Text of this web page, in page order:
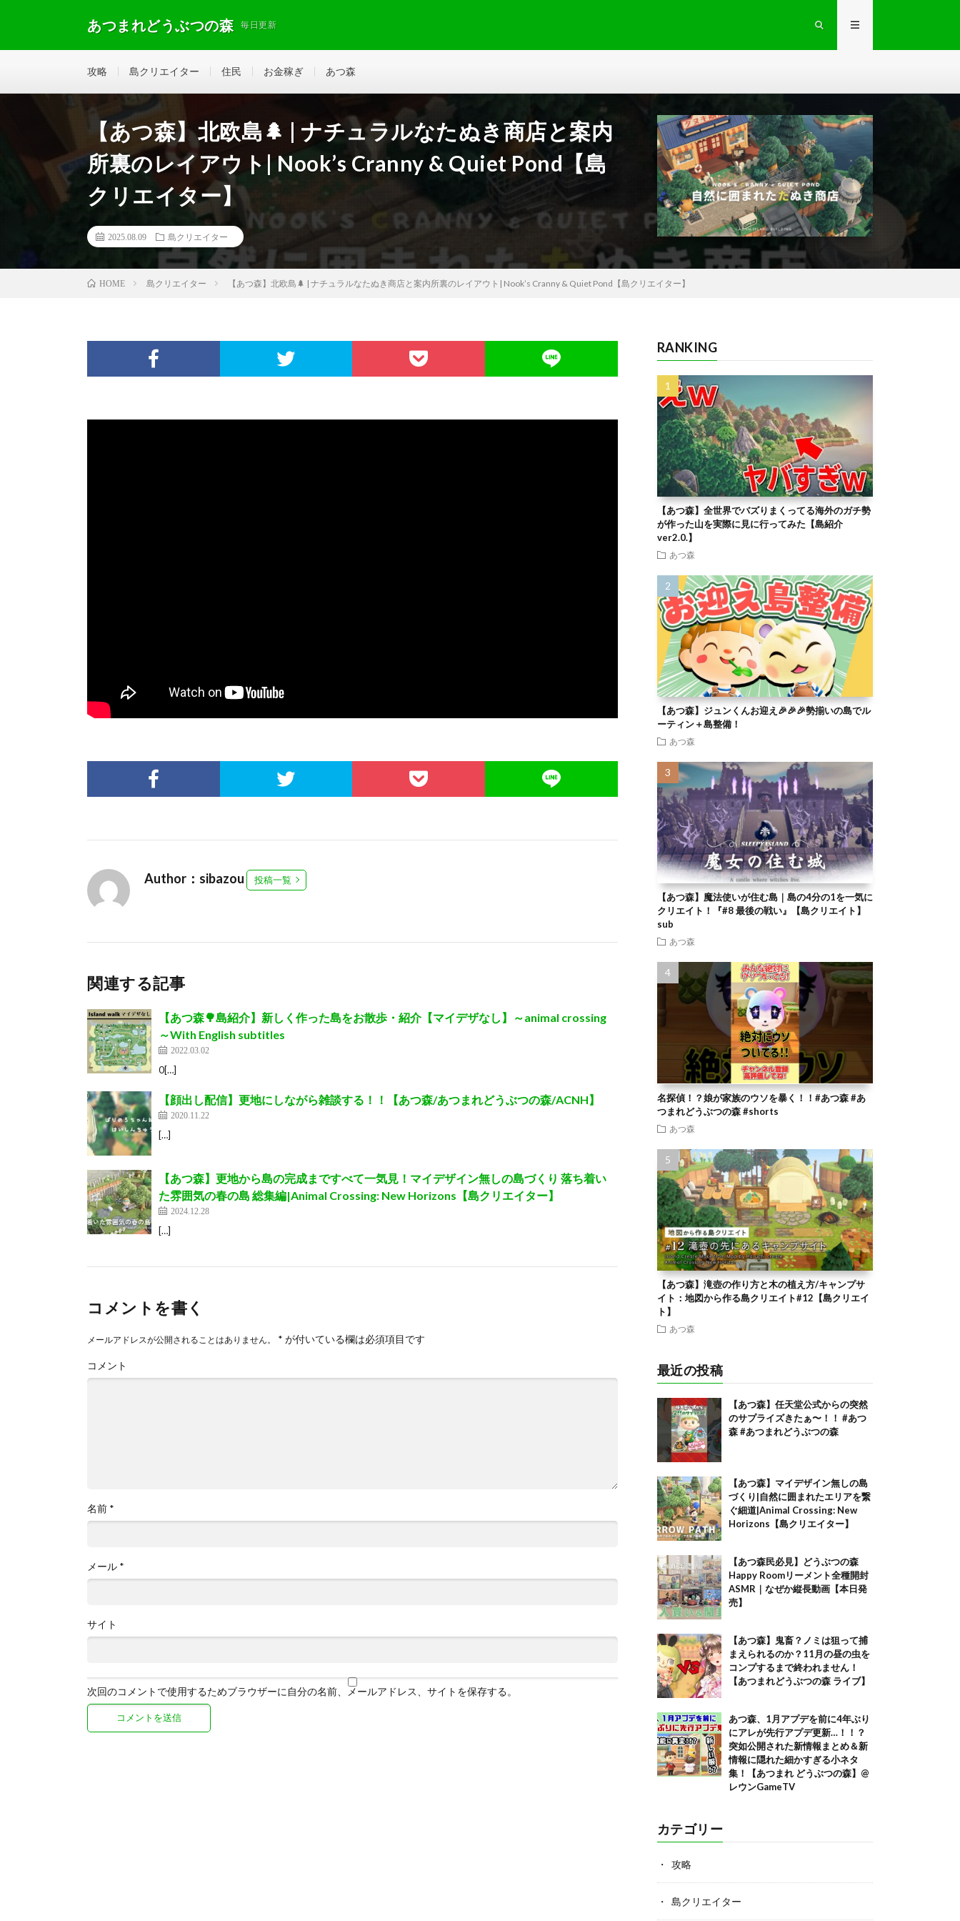
あつまれどうぶつの森 毎日更新
攻略 島クリエイター 住民 お金稼ぎ あつ森
【あつ森】北欧島🌲 | ナチュラルなたぬき商店と案内
所裏のレイアウト| Nook’s Cranny & Quiet Pond【島
クリエイター】
2025.08.09 島クリエイター
HOME 島クリエイター 【あつ森】北欧島🌲 | ナチュラルなたぬき商店と案内所裏のレイアウト| Nook’s Cranny & Quiet Pond【島クリエイター】
Author：sibazou 投稿一覧
関連する記事
【あつ森🌳島紹介】新しく作った島をお散歩・紹介【マイデザなし】～animal crossing
～With English subtitles
2022.03.02
0[…]
【顔出し配信】更地にしながら雑談する！！【あつ森/あつまれどうぶつの森/ACNH】
2020.11.22
[…]
【あつ森】更地から島の完成まですべて一気見！マイデザイン無しの島づくり 落ち着い
た雰囲気の春の島 総集編|Animal Crossing: New Horizons【島クリエイター】
2024.12.28
[…]
コメントを書く
メールアドレスが公開されることはありません。 * が付いている欄は必須項目です
コメント
名前 *
メール *
サイト
次回のコメントで使用するためブラウザーに自分の名前、メールアドレス、サイトを保存する。
RANKING
【あつ森】全世界でバズりまくってる海外のガチ勢
が作った山を実際に見に行ってみた【島紹介
ver2.0.】
あつ森
【あつ森】ジュンくんお迎え🎉🎉🎉勢揃いの島でル
ーティン＋島整備！
あつ森
【あつ森】魔法使いが住む島｜島の4分の1を一気に
クリエイト！『#8 最後の戦い』【島クリエイト】
sub
あつ森
名探偵！？娘が家族のウソを暴く！！#あつ森 #あ
つまれどうぶつの森 #shorts
あつ森
【あつ森】滝壺の作り方と木の植え方/キャンプサ
イト：地図から作る島クリエイト#12【島クリエイ
ト】
あつ森
最近の投稿
【あつ森】任天堂公式からの突然
のサプライズきたぁ〜！！ #あつ
森 #あつまれどうぶつの森
【あつ森】マイデザイン無しの島
づくり|自然に囲まれたエリアを繋
ぐ細道|Animal Crossing: New
Horizons【島クリエイター】
【あつ森民必見】どうぶつの森
Happy Roomリーメント全種開封
ASMR｜なぜか縦長動画【本日発
売】
【あつ森】鬼畜？ノミは狙って捕
まえられるのか？11月の昼の虫を
コンプするまで終われません！
【あつまれどうぶつの森 ライブ】
あつ森、1月アプデを前に4年ぶり
にアレが先行アプデ更新…！！？
突如公開された新情報まとめ＆新
情報に隠れた細かすぎる小ネタ
集！【あつまれ どうぶつの森】@
レウンGameTV
カテゴリー
攻略
島クリエイター